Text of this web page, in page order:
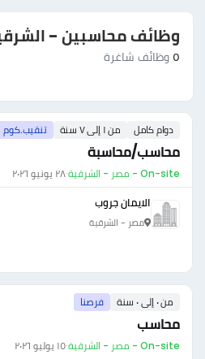
وظائف محاسبين -
٥ وظائف شاغرة
دوام كامل من ١ إلى ٧ سنة تنقيب.كوم
محاسب/محاسبة
On-site - مصر - الشرقية ·٢٨ يونيو ٢٠٢٦
الايمان جروب
مصر - الشرقية
من ٠ إلى ٠ سنة فرصنا
محاسب
On-site - مصر - الشرقية ·١٥ يوليو ٢٠٢٦